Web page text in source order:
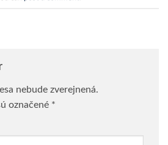
nebude zverejnená.
označené *